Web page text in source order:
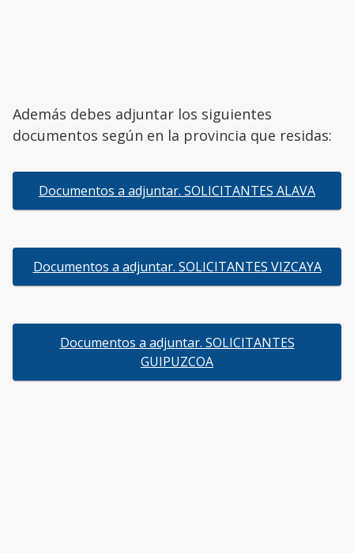
Además debes adjuntar los siguientes
documentos según en la provincia que residas:
Documentos a adjuntar. SOLICITANTES ALAVA
Documentos a adjuntar. SOLICITANTES VIZCAYA
Documentos a adjuntar. SOLICITANTES
GUIPUZCOA